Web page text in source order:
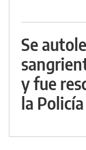
Se
y fue
la Policía